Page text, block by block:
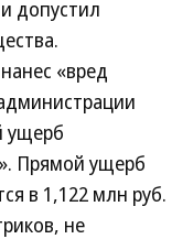
допустил
«вред
ущерб
Прямой ущерб
в 1,122 млн руб.
не